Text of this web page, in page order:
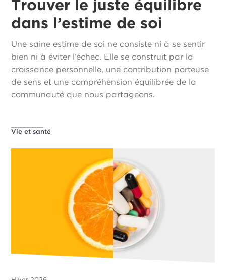
Trouver le juste équilibre
dans l’estime de soi
Une saine estime de soi ne consiste ni à se sentir
bien ni à éviter l’échec. Elle se construit par la
croissance personnelle, une contribution porteuse
de sens et une compréhension équilibrée de la
communauté que nous partageons.
Vie et santé